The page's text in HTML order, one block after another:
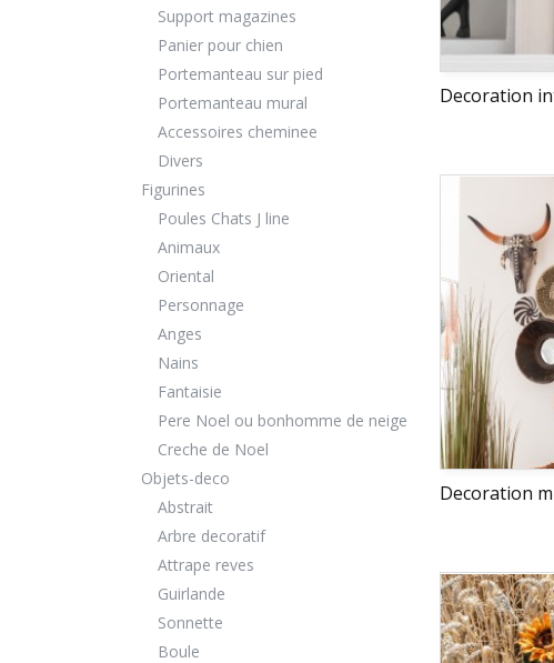
Support magazines
Panier pour chien
Portemanteau sur pied
Portemanteau mural
Accessoires cheminee
Divers
Figurines
Poules Chats J line
Animaux
Oriental
Personnage
Anges
Nains
Fantaisie
Pere Noel ou bonhomme de neige
Creche de Noel
Objets-deco
Abstrait
Arbre decoratif
Attrape reves
Guirlande
Sonnette
Boule
Decoration
Decoration